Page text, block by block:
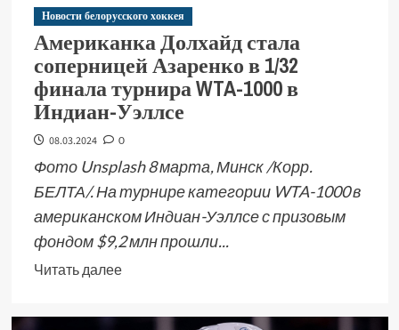
Новости белорусского хоккея
Американка Долхайд стала
соперницей Азаренко в 1/32
финала турнира WTA-1000 в
Индиан-Уэллсе
08.03.2024 0
Фото Unsplash 8 марта, Минск /Корр.
БЕЛТА/. На турнире категории WTA-1000 в
американском Индиан-Уэллсе с призовым
фондом $9,2 млн прошли...
Читать далее